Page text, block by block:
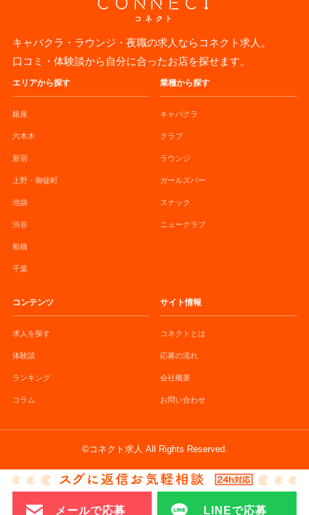
キャバクラ・ラウンジ・夜職の求人ならコネクト求人。
口コミ・体験談から自分に合ったお店を探せます。
エリアから探す
銀座
六本木
新宿
上野・御徒町
池袋
渋谷
船橋
千葉
業種から探す
キャバクラ
クラブ
ラウンジ
ガールズバー
スナック
ニュークラブ
コンテンツ
求人を探す
体験談
ランキング
コラム
サイト情報
コネクトとは
応募の流れ
会社概要
お問い合わせ
©コネクト求人 All Rights Reserved.
メールで応募 LINEで応募